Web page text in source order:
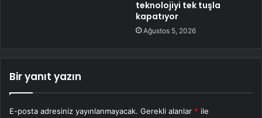
teknolojiyi tek tuşla
kapatıyor
Ağustos 5, 2026
Bir yanıt yazın
E-posta adresiniz yayınlanmayacak. Gerekli alanlar * ile